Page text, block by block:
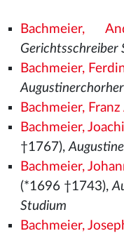
Bachmeier,
Gerichtsschreiber
Bachmeier,
Bachmeier,
Bachmeier,
†1767),
Bachmeier,
(*1696 †1743),
Studium
Bachmeier,